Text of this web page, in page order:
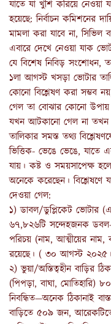
যাতে যা খুশি করিয়ে নেওয়া
হয়েছে: নির্বাচন কমিশনের
মামলা করা যাবে না,
এবারে দেখে নেওয়া যাক
যে বিশেষ নিবিড়
১লা আগস্ট খসড়া ভোটার
কোনো বিশ্লেষণ করা সম্ভব
গেল তা বোঝার কোনো উপায়
যখন আটকানো গেল না তখন
তালিকার সমস্ত তথ্য
ভিত্তিক- ভেঙে ভেঙে, যাতে
যায়। কষ্ট ও সময়সাপেক্ষ
অনেকে করেছেন। বিশ্লেষণে
দেওয়া গেল:
১) ডাবল/ডুপ্লিকেট ভোটার
৬৭,৮২৬টি সন্দেহজনক ডবল-
পরিচয় (নাম, আত্মীয়ের
রয়েছে। ( ৩০ আগস্ট
২) ভুয়া/অস্তিত্বহীন বাড়ির
(পিপড়া, বাঘা,
নিবন্ধিত—অনেক ঠিকানাই
বাড়িতে ৫০৯ জন,